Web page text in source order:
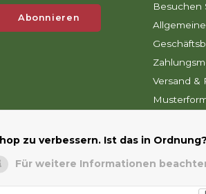
Abonnieren
Besuchen
Allgemeine
Versand &
zu verbessern. Ist das in Ordnung?
Für weitere Informationen